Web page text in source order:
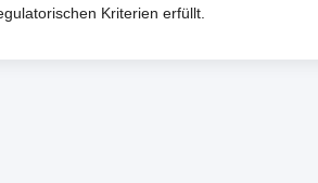
Kriterien erfüllt.